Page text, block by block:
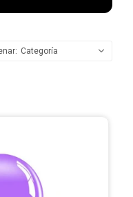
Categoría